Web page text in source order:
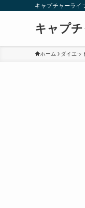
キャプチャーライ
キャプ
ホーム ダイエッ